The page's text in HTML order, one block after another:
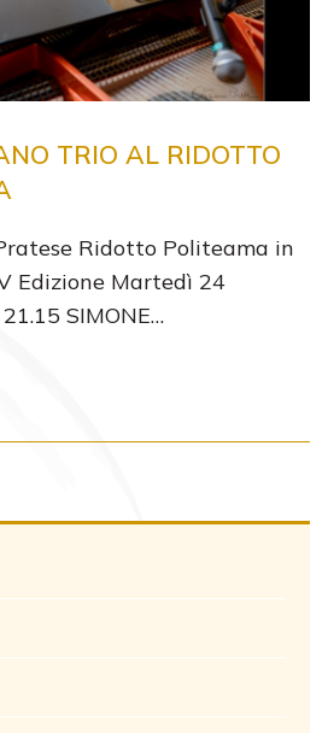
TRIO AL RIDOTTO
Ridotto Politeama in
Edizione Martedì 24
SIMONE…